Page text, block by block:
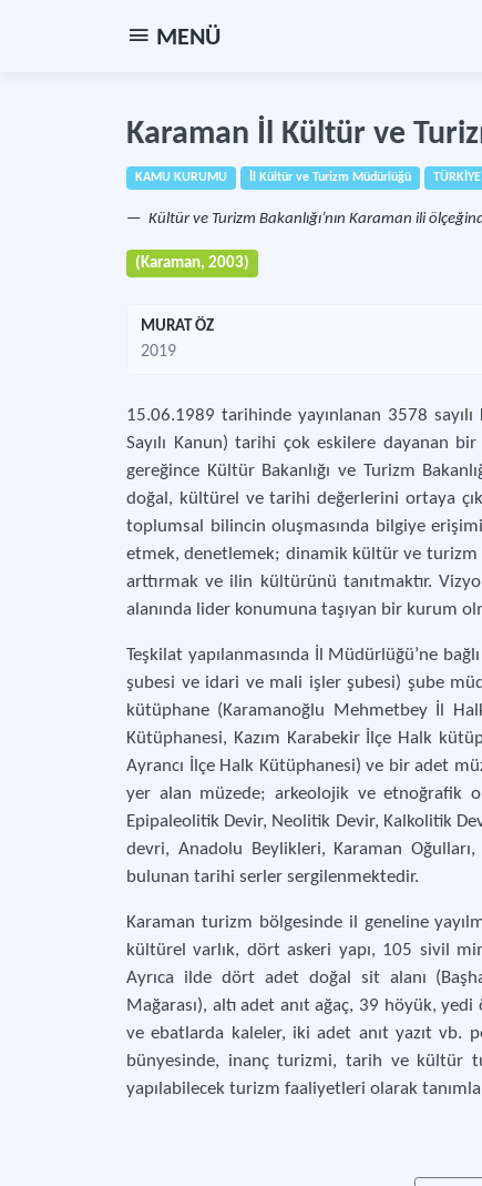
MENÜ
Karaman İl Kültür ve
KAMU KURUMU İl Kültür ve Turizm Müdürlüğü
Kültür ve Turizm Bakanlığı’nın Karaman ili
(Karaman, 2003)
MURAT ÖZ
2019
15.06.1989 tarihinde yayınlanan 3578
Sayılı Kanun) tarihi çok eskilere dayanan
gereğince Kültür Bakanlığı ve Turizm
doğal, kültürel ve tarihi değerlerini ortaya
toplumsal bilincin oluşmasında bilgiye
etmek, denetlemek; dinamik kültür ve turizm
arttırmak ve ilin kültürünü tanıtmaktır.
alanında lider konumuna taşıyan bir kurum
Teşkilat yapılanmasında İl Müdürlüğü’ne
şubesi ve idari ve mali işler şubesi) şube
kütüphane (Karamanoğlu Mehmetbey İl
Kütüphanesi, Kazım Karabekir İlçe Halk
Ayrancı İlçe Halk Kütüphanesi) ve bir adet
yer alan müzede; arkeolojik ve etnoğrafik
Epipaleolitik Devir, Neolitik Devir, Kalkolitik
devri, Anadolu Beylikleri, Karaman
bulunan tarihi serler sergilenmektedir.
Karaman turizm bölgesinde il geneline
kültürel varlık, dört askeri yapı, 105 sivil
Ayrıca ilde dört adet doğal sit alanı
Mağarası), altı adet anıt ağaç, 39 höyük,
ve ebatlarda kaleler, iki adet anıt yazıt vb.
bünyesinde, inanç turizmi, tarih ve kültür
yapılabilecek turizm faaliyetleri olarak